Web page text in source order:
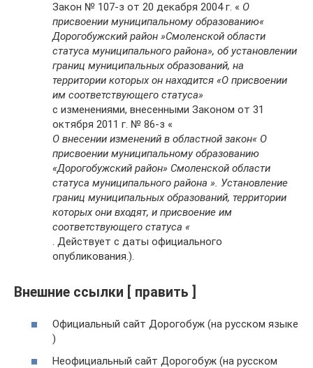
Закон № 107-з от 20 декабря 2004 г. « О
присвоении муниципальному образованию«
Дорогобужский район »Смоленской области
статуса муниципального района», об установлении
границ муниципальных образований, на
территории которых он находится «О присвоении
им соответствующего статуса»
с изменениями, внесенными Законом от 31
октября 2011 г. № 86-з «
О внесении изменений в областной закон« О
присвоении муниципальному образованию
«Дорогобужский район» Смоленской области
статуса муниципального района ». Установление
границ муниципальных образований, территории
которых они входят, и присвоение им
соответствующего статуса «
. Действует с даты официального
опубликования.).
Внешние ссылки [ править ]
Официальный сайт Дорогобуж (на русском языке
)
Неофициальный сайт Дорогобуж (на русском